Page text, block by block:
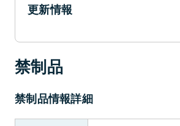
更新情報
禁制品
禁制品情報詳細